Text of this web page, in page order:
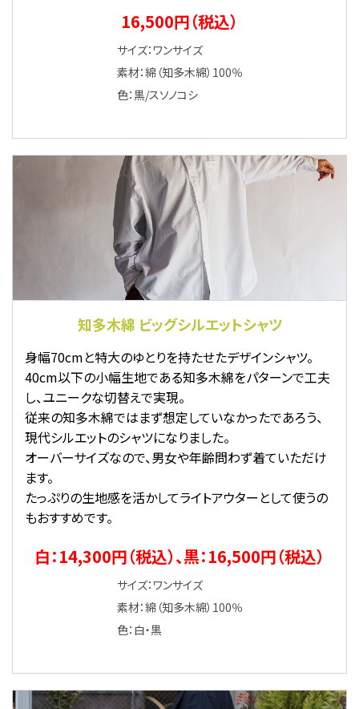
16,500円（税込）
サイズ：ワンサイズ
素材：綿（知多木綿）100％
色：黒/スソノコシ
知多木綿 ビッグシルエットシャツ
身幅70cmと特大のゆとりを持たせたデザインシャツ。
40cm以下の小幅生地である知多木綿をパターンで工夫
し、ユニークな切替えで実現。
従来の知多木綿ではまず想定していなかったであろう、
現代シルエットのシャツになりました。
オーバーサイズなので、男女や年齢問わず着ていただけ
ます。
たっぷりの生地感を活かしてライトアウターとして使うの
もおすすめです。
白：14,300円（税込）、黒：16,500円（税込）
サイズ：ワンサイズ
素材：綿（知多木綿）100％
色：白・黒